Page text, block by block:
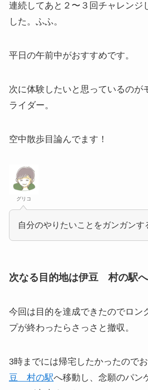
連続してあと２〜３回チャレンジ
した。ふふ。
平日の午前中がおすすめです。
次に体験したいと思っているのが
ライダー。
空中散歩目論んでます！
グリコ
自分のやりたいことをガンガンす
次なる目的地は伊豆 村の駅へ
今回は目的を達成できたのでロン
プが終わったらさっさと撤収。
3時までには帰宅したかったので
豆 村の駅へ移動し、念願のパン